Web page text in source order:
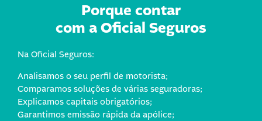
Porque contar
com a Oficial Seguros
Na Oficial Seguros:
Analisamos o seu perfil de motorista;
Comparamos soluções de várias seguradoras;
Explicamos capitais obrigatórios;
Garantimos emissão rápida da apólice;